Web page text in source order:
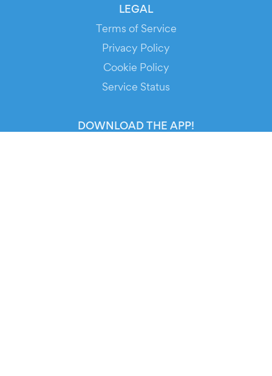
LEGAL
Terms of Service
Privacy Policy
Cookie Policy
Service Status
DOWNLOAD THE APP!